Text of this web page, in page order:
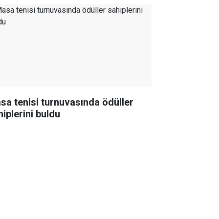
tenisi turnuvasında ödüller
buldu